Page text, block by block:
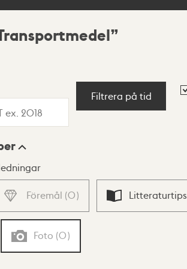
Filtrera på tid
Föremål (0) Litteraturtips
Foto (0)